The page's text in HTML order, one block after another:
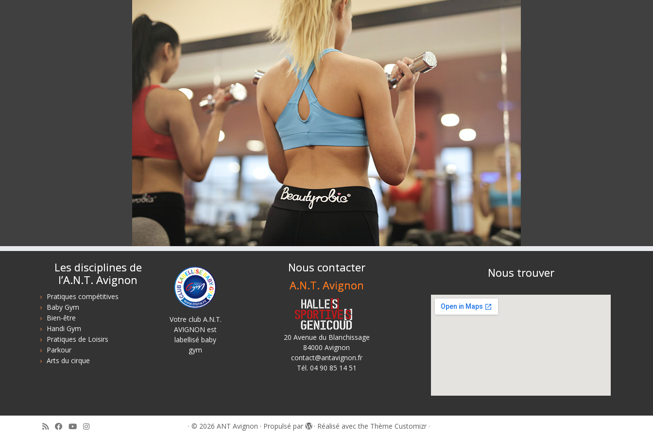
Les disciplines de
l’A.N.T. Avignon
Pratiques compétitives
Baby Gym
Bien-être
Handi Gym
Pratiques de Loisirs
Parkour
Arts du cirque
Votre club A.N.T.
AVIGNON est
labellisé baby
gym
Nous contacter
A.N.T. Avignon
20 Avenue du Blanchissage
84000 Avignon
contact@antavignon.fr
Tél. 04 90 85 14 51
Nous trouver
· © 2026 ANT Avignon · Propulsé par · Réalisé avec the Thème Customizr ·